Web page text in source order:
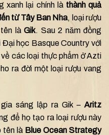
xanh lại chính là thành quả
từ Tây Ban Nha, loại rượu
tên làGik. Sau 2 năm đồng
Đại học Basque Country với
các loại thực phẩm ở Azti
ra đời một loại rượu vang
sáng lập ra Gik – Aritz
để họ tạo ra loại rượu này
tên là Blue Ocean Strategy